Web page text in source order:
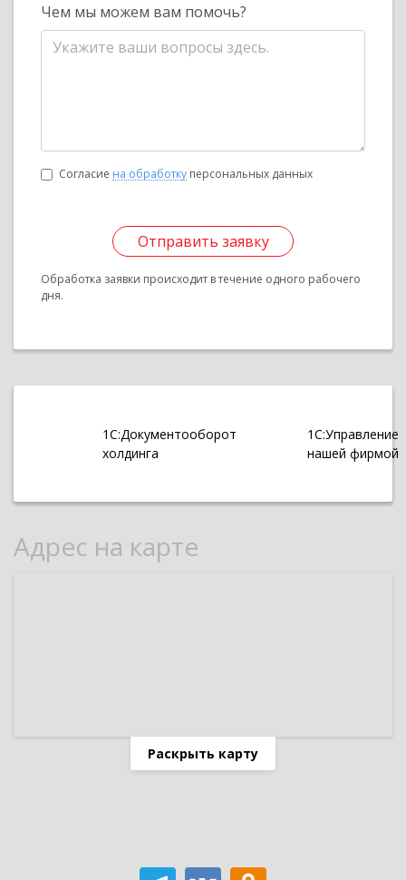
Чем мы можем вам помочь?
Согласие на обработку персональных данных
Отправить заявку
Обработка заявки происходит в течение одного рабочего
дня.
1С:Документооборот
холдинга
1С:Управление
нашей фирмой
Адрес на карте
Раскрыть карту